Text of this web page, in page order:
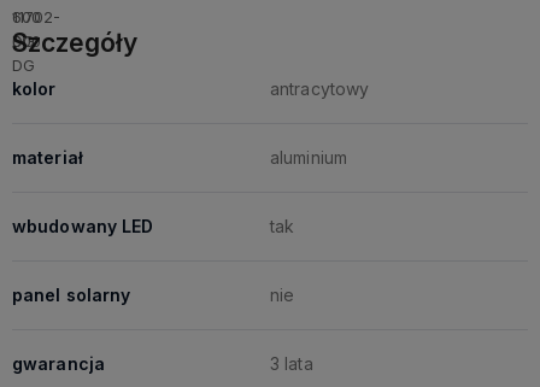
Szczegóły
kolor antracytowy
materiał aluminium
wbudowany LED tak
panel solarny nie
gwarancja 3 lata